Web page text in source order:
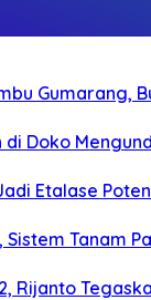
Doko
Etalase
Sistem Tanam
Rijanto